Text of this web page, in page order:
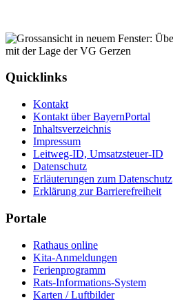
Quicklinks
Kontakt
Kontakt über BayernPortal
Inhaltsverzeichnis
Impressum
Leitweg-ID, Umsatzsteuer-ID
Datenschutz
Erläuterungen zum Datenschutz
Erklärung zur Barrierefreiheit
Portale
Rathaus online
Kita-Anmeldungen
Ferienprogramm
Rats-Informations-System
Karten / Luftbilder